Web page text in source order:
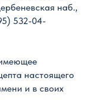
наб.,
532-04-
настоящего
и в своих